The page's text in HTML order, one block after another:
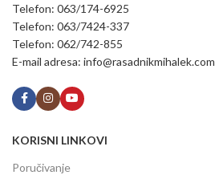
Telefon: 063/174-6925
Telefon: 063/7424-337
Telefon: 062/742-855
E-mail adresa: info@rasadnikmihalek.com
KORISNI LINKOVI
Poručivanje